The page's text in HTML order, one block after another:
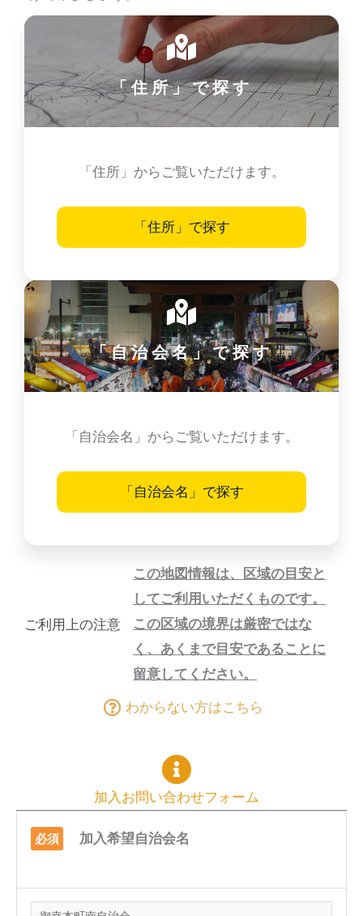
「住所」で探す
「住所」からご覧いただけます。
「住所」で探す
「自治会名」で探す
「自治会名」からご覧いただけます。
「自治会名」で探す
ご利用上の注意
この地図情報は、区域の目安と
してご利用いただくものです。
この区域の境界は厳密ではな
く、あくまで目安であることに
留意してください。
わからない方はこちら
加入お問い合わせフォーム
必須 加入希望自治会名